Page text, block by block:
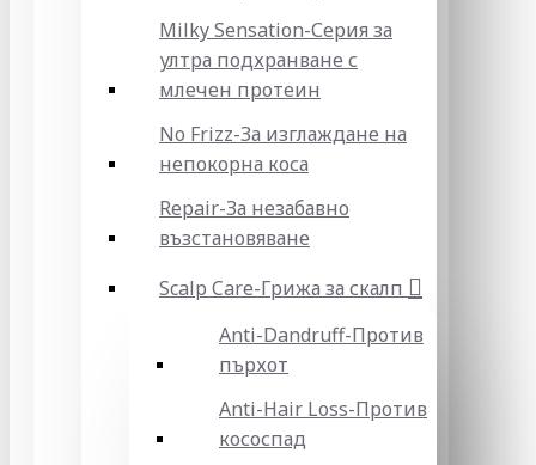
Milky Sensation-Серия за
ултра подхранване с
млечен протеин
No Frizz-За изглаждане на
непокорна коса
Repair-За незабавно
възстановяване
Scalp Care-Грижа за скалп
Anti-Dandruff-Против
пърхот
Anti-Hair Loss-Против
кососпад